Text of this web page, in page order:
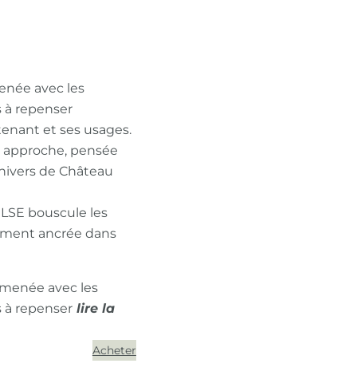
avec les
à repenser
et ses usages.
pensée
de Château
bouscule les
ancrée dans
avec les
à repenser
Acheter